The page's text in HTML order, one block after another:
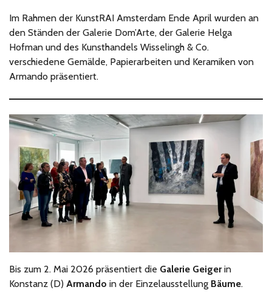
Im Rahmen der KunstRAI Amsterdam Ende April wurden an
den Ständen der Galerie Dom’Arte, der Galerie Helga
Hofman und des Kunsthandels Wisselingh & Co.
verschiedene Gemälde, Papierarbeiten und Keramiken von
Armando präsentiert.
Bis zum 2. Mai 2026 präsentiert die Galerie Geigerin
Konstanz (D) Armando in der Einzelausstellung Bäume.